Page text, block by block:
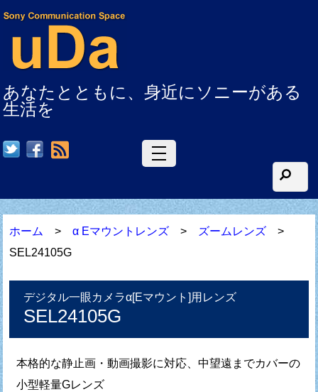
あなたとともに、身近にソニーがある
生活を
ホーム >α Eマウントレンズ > ズームレンズ >
SEL24105G
デジタル一眼カメラα[Eマウント]用レンズ
SEL24105G
本格的な静止画・動画撮影に対応、中望遠までカバーの
小型軽量Gレンズ